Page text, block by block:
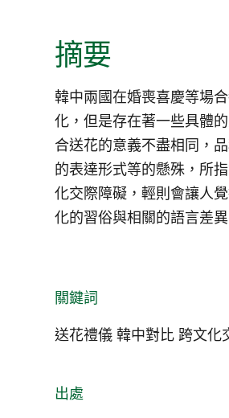
摘要
韓中兩國在婚喪喜慶等場
化，但是存在著一些具體
合送花的意義不盡相同，
的表達形式等的懸殊，所
化交際障礙，輕則會讓人
化的習俗與相關的語言差
關鍵詞
送花禮儀 韓中對比 跨文化
出處